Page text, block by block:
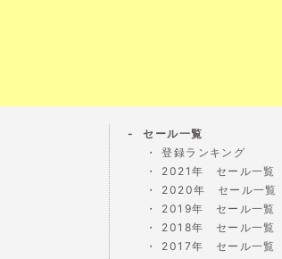
セール一覧
登録ランキング
2021年 セール一覧
2020年 セール一覧
2019年 セール一覧
2018年 セール一覧
2017年 セール一覧